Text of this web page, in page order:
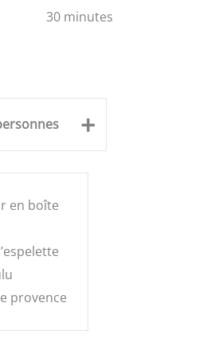
30 minutes
+
en boîte
provence